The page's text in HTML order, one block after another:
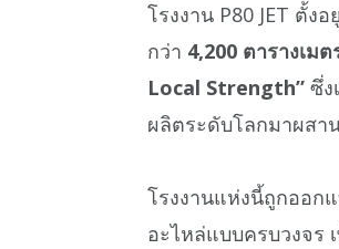
โรงงาน P80 JET ตั้
กว่า 4,200 ตารางเมต
Local Strength” ซึ่ง
ผลิตระดับโลกมาผสา
โรงงานแห่งนี้ถูกออก
อะไหล่แบบครบวงจร